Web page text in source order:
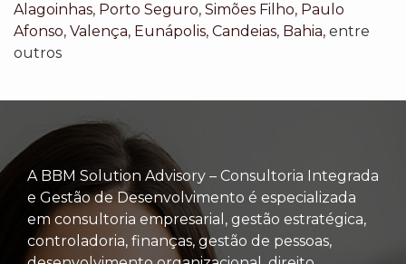
Alagoinhas, Porto Seguro, Simões Filho, Paulo
Afonso, Valença, Eunápolis, Candeias, Bahia, entre
outros
A BBM Solution Advisory – Consultoria Integrada
e Gestão de Desenvolvimento é especializada
em consultoria empresarial, gestão estratégica,
controladoria, finanças, gestão de pessoas,